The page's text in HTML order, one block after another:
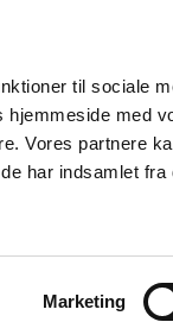
til sociale
hjemmeside med
Vores partnere
har indsamlet fra
Marketing
Kontakt
salg af